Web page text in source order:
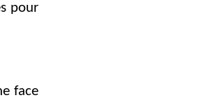
pour
face